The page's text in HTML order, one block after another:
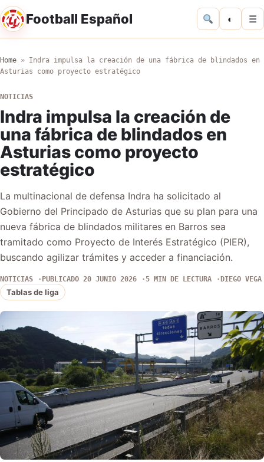
Football Español ◐ ☰
Home » Indra impulsa la creación de una fábrica de blindados en
Asturias como proyecto estratégico
NOTICIAS
Indra impulsa la creación de
una fábrica de blindados en
Asturias como proyecto
estratégico
La multinacional de defensa Indra ha solicitado al
Gobierno del Principado de Asturias que su plan para una
nueva fábrica de blindados militares en Barros sea
tramitado como Proyecto de Interés Estratégico (PIER),
buscando agilizar trámites y acceder a financiación.
NOTICIAS PUBLICADO 20 JUNIO 2026 5 MIN DE LECTURA DIEGO VEGA
Tablas de liga